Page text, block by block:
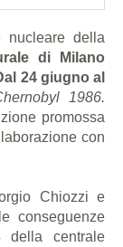
nucleare della
di Milano
24 giugno al
1986.
promossa
con
Chiozzi e
conseguenze
della centrale